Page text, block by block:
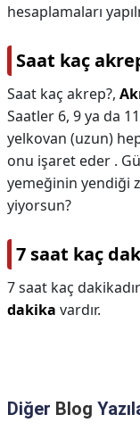
hesaplamaları
Saat kaç
Saat kaç akrep?,
Saatler 6, 9 ya da
yelkovan (uzun)
onu işaret eder .
yemeğinin yendiği
yiyorsun?
7 saat kaç
7 saat kaç
dakika vardır.
Diğer Blog